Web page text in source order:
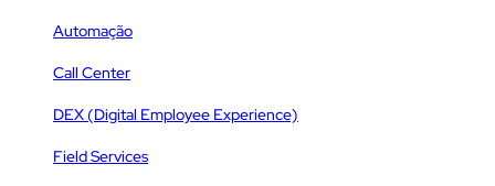
Automação
Call Center
DEX (Digital Employee Experience)
Field Services